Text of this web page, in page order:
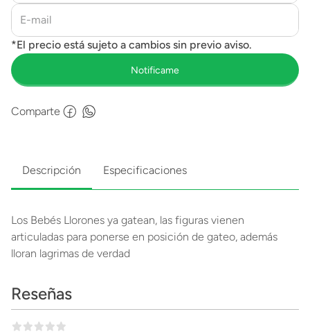
Comparte
Descripción Especificaciones
Los Bebés Llorones ya gatean, las figuras vienen
articuladas para ponerse en posición de gateo, además
lloran lagrimas de verdad
Reseñas